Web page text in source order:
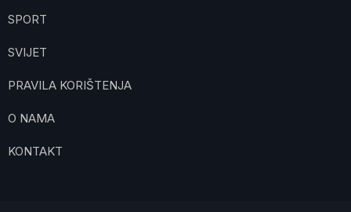
SPORT
SVIJET
PRAVILA KORIŠTENJA
O NAMA
KONTAKT